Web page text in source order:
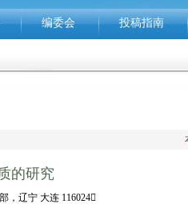
编委会 投稿指南
的研究
，辽宁 大连 116024